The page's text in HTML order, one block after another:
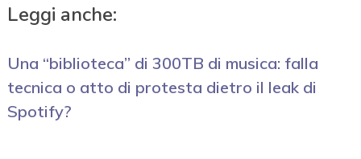
Leggi anche:
Una “biblioteca” di 300TB di musica: falla
tecnica o atto di protesta dietro il leak di
Spotify?